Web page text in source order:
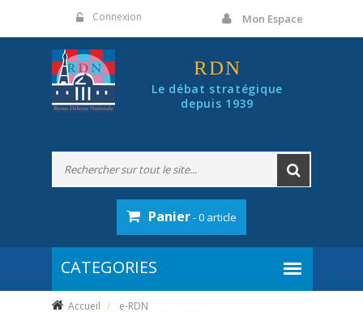
Connexion Mon Espace
RDN
Le débat stratégique
depuis 1939
Panier- 0 article
Accueil
e-RDN